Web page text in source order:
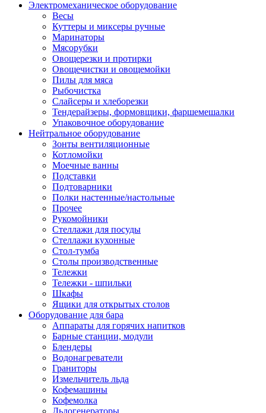
Электромеханическое оборудование
Весы
Куттеры и миксеры ручные
Маринаторы
Мясорубки
Овощерезки и протирки
Овощечистки и овощемойки
Пилы для мяса
Рыбочистка
Слайсеры и хлеборезки
Тендерайзеры, формовщики, фаршемешалки
Упаковочное оборудование
Нейтральное оборудование
Зонты вентиляционные
Котломойки
Моечные ванны
Подставки
Подтоварники
Полки настенные/настольные
Прочее
Рукомойники
Стеллажи для посуды
Стеллажи кухонные
Стол-тумба
Столы производственные
Тележки
Тележки - шпильки
Шкафы
Ящики для открытых столов
Оборудование для бара
Аппараты для горячих напитков
Барные станции, модули
Блендеры
Водонагреватели
Граниторы
Измельчитель льда
Кофемашины
Кофемолка
Льдогенераторы